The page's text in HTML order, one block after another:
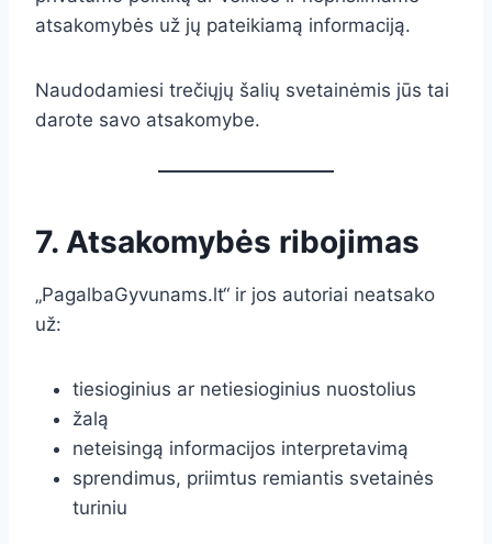
atsakomybės už jų pateikiamą informaciją.
Naudodamiesi trečiųjų šalių svetainėmis jūs tai
darote savo atsakomybe.
7. Atsakomybės ribojimas
„PagalbaGyvunams.lt“ ir jos autoriai neatsako
už:
tiesioginius ar netiesioginius nuostolius
žalą
neteisingą informacijos interpretavimą
sprendimus, priimtus remiantis svetainės
turiniu